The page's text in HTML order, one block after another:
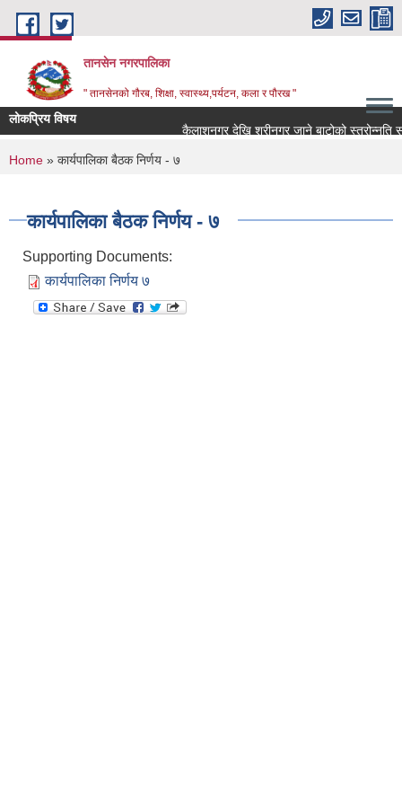
Skip to main content
तानसेन नगरपालिका
" तानसेनको गौरब, शिक्षा, स्वास्थ्य,पर्यटन, कला र पौरख "
लोकप्रिय विषय
You are here
Home » कार्यपालिका बैठक निर्णय - ७
कार्यपालिका बैठक निर्णय - ७
Supporting Documents:
कार्यपालिका निर्णय ७